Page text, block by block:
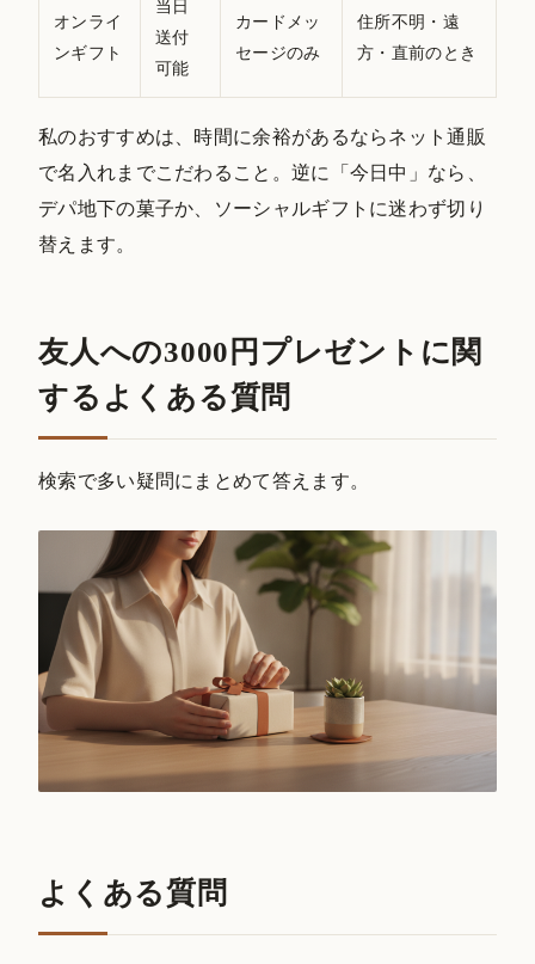
オンライ
ンギフト
当日
送付
可能
カードメッ
セージのみ
住所不明・遠
方・直前のとき
私のおすすめは、時間に余裕があるならネット通販
で名入れまでこだわること。逆に「今日中」なら、
デパ地下の菓子か、ソーシャルギフトに迷わず切り
替えます。
友人への3000円プレゼントに関
するよくある質問
検索で多い疑問にまとめて答えます。
よくある質問